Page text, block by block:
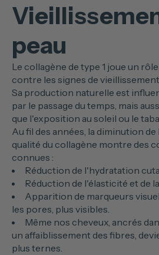
peau
Le collagène de type 1 joue un
contre les signes de vieillissement.
Sa production naturelle est
par le passage du temps, mais
que l'exposition au soleil ou le
Au fil des années, la diminution de
qualité du collagène montre des
connues :
Réduction de l'hydratation
Réduction de l'élasticité et de
Apparition de marqueurs
les pores, plus visibles.
Même nos cheveux, ancrés
un affaiblissement des fibres,
plus ternes.